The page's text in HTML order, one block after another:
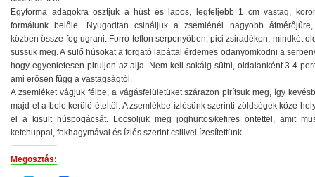
Egyforma adagokra osztjuk a húst és lapos, legfeljebb 1 cm vastag,
formálunk belőle. Nyugodtan csináljuk a zsemlénél nagyobb
közben össze fog ugrani. Forró teflon serpenyőben, pici zsiradékon, mindkét
süssük meg. A sülő húsokat a forgató lapáttal érdemes odanyomkodni a
hogy egyenletesen piruljon az alja. Nem kell sokáig sütni, oldalanként 3-4
ami erősen függ a vastagságtól.
A zsemléket vágjuk félbe, a vágásfelületüket szárazon pirítsuk meg, így
majd el a bele kerülő ételtől. A zsemlékbe ízlésünk szerinti zöldségek közé
el a kisült húspogácsát. Locsoljuk meg joghurtos/kefires öntettel, amit
ketchuppal, fokhagymával és ízlés szerint csilivel ízesítettünk.
Megosztás: